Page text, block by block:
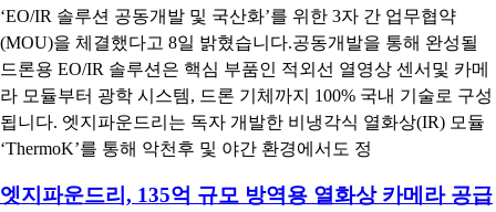
‘EO/IR 솔루션 공동개발 및 국산화’를 위한 3자 간 업무협약
(MOU)을 체결했다고 8일 밝혔습니다.공동개발을 통해 완성될
드론용 EO/IR 솔루션은 핵심 부품인 적외선 열영상 센서및 카메
라 모듈부터 광학 시스템, 드론 기체까지 100% 국내 기술로 구성
됩니다. 엣지파운드리는 독자 개발한 비냉각식 열화상(IR) 모듈
‘ThermoK’를 통해 악천후 및 야간 환경에서도 정
엣지파운드리, 135억 규모 방역용 열화상 카메라 공급